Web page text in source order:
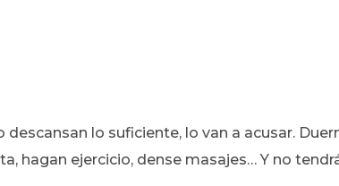
descansan lo suficiente, lo van a acusar.
hagan ejercicio, dense masajes… Y no